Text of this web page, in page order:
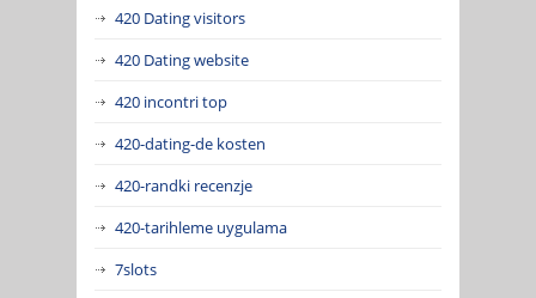
420 Dating visitors
420 Dating website
420 incontri top
420-dating-de kosten
420-randki recenzje
420-tarihleme uygulama
7slots